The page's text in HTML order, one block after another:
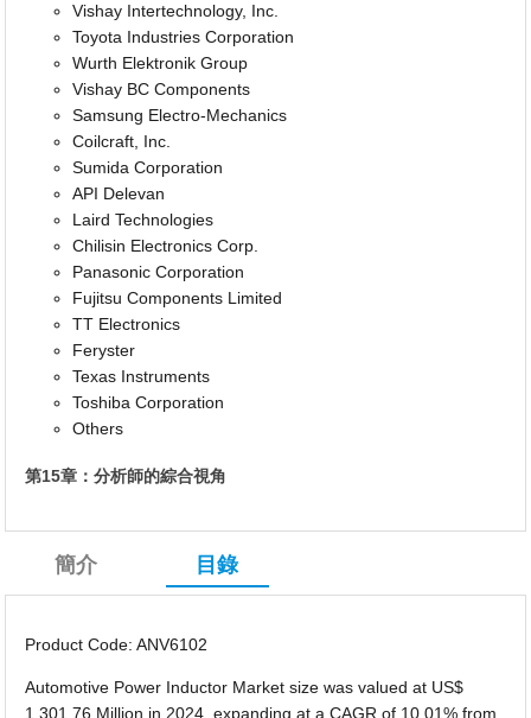
Vishay Intertechnology, Inc.
Toyota Industries Corporation
Wurth Elektronik Group
Vishay BC Components
Samsung Electro-Mechanics
Coilcraft, Inc.
Sumida Corporation
API Delevan
Laird Technologies
Chilisin Electronics Corp.
Panasonic Corporation
Fujitsu Components Limited
TT Electronics
Feryster
Texas Instruments
Toshiba Corporation
Others
第15章：分析師的綜合視角
簡介 目錄
Product Code: ANV6102
Automotive Power Inductor Market size was valued at US$
1,301.76 Million in 2024, expanding at a CAGR of 10.01% from